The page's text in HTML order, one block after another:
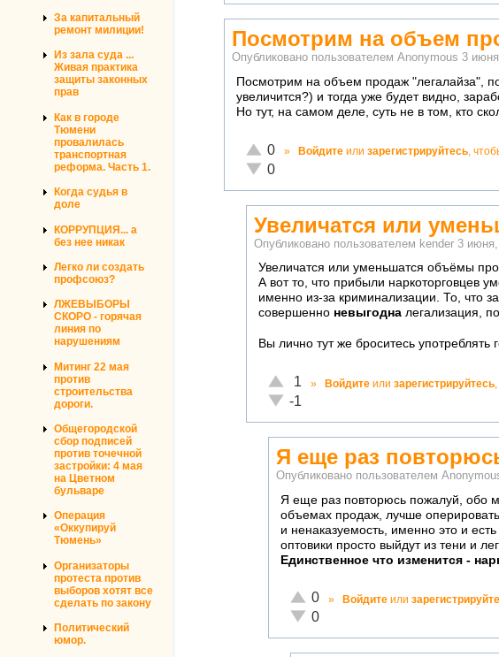
За капитальный
ремонт милиции!
Из зала суда ...
Живая практика
защиты законных
прав
Как в городе
Тюмени
провалилась
транспортная
реформа. Часть 1.
Когда судья в
доле
КОРРУПЦИЯ... а
без нее никак
Легко ли создать
профсоюз?
ЛЖЕВЫБОРЫ
СКОРО - горячая
линия по
нарушениям
Митинг 22 мая
против
строительства
дороги.
Общегородской
сбор подписей
против точечной
застройки: 4 мая
на Цветном
бульваре
Операция
«Оккупируй
Тюмень»
Организаторы
протеста против
выборов хотят все
сделать по закону
Политический
юмор.
Посмотрим на объем
Опубликовано пользователем Anonymous 3
Посмотрим на объем продаж "легалайза",
увеличится?) и тогда уже будет видно,
Но тут, на самом деле, суть не в том, кто
Отлично!
0
Неадекватно!
0
» Войдите или зарегистрируйтесь,
Увеличатся или
Опубликовано пользователем kender 3
Увеличатся или уменьшатся объёмы
А вот то, что прибыли наркоторговцев
именно из-за криминализации. То, что
совершенно невыгодна легализация,
Вы лично тут же броситесь употреблять
Отлично!
1
Неадекватно!
-1
» Войдите или зарегистрируйтесь
Я еще раз
Опубликовано пользователем
Я еще раз повторюсь пожалуй, обо
объемах продаж, лучше
и ненаказуемость, именно это и
оптовики просто выйдут из тени и
Единственное что изменится -
Отлично!
0
Неадекватно!
0
» Войдите или